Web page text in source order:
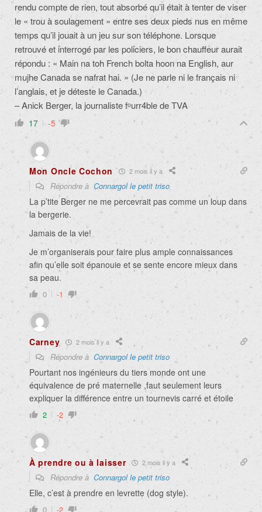
rendu compte de rien, tout absorbé qu’il était à tenter de viser
le « trou à soulagement » entre ses deux pieds nus en même
temps qu’il jouait à un jeu sur son téléphone. Lorsque
retrouvé et interrogé par les policiers, le bon chauffeur aurait
répondu : « Main na toh French bolta hoon na English, aur
mujhe Canada se nafrat hai. » (Je ne parle ni le français ni
l’anglais, et je déteste le Canada.)
– Anick Berger, la journaliste fᵒurr4ble de TVA
17 -5
Mon Oncle Cochon 2 mois il y a
Répondre à Connargol le petit triso
La p’tite Berger ne me percevrait pas comme un loup dans
la bergerie.
Jamais de la vie!
Je m’organiserais pour faire plus ample connaissances
afin qu’elle soit épanouie et se sente encore mieux dans
sa peau.
0 -1
Carney 2 mois il y a
Répondre à Connargol le petit triso
Pourtant nos ingénieurs du tiers monde ont une
équivalence de pré maternelle ,faut seulement leurs
expliquer la différence entre un tournevis carré et étoile
2 -2
À prendre ou à laisser 2 mois il y a
Répondre à Connargol le petit triso
Elle, c’est à prendre en levrette (dog style).
0 -2